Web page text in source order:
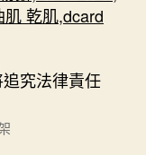
肌 乾肌,dcard
究法律責任